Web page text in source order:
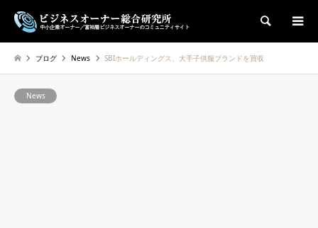
検索
ブログ News SBIホールディングス、大手子供服ブランドを買収
News